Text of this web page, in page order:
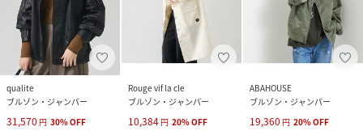
qualite
ブルゾン・ジャンパー
31,570 円 30%OFF
Rouge vif la cle
ブルゾン・ジャンパー
10,384 円 20%OFF
ABAHOUSE
ブルゾン・ジャンパー
19,360 円 20%OFF